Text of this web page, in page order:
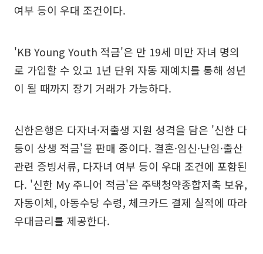
여부 등이 우대 조건이다.
'KB Young Youth 적금'은 만 19세 미만 자녀 명의
로 가입할 수 있고 1년 단위 자동 재예치를 통해 성년
이 될 때까지 장기 거래가 가능하다.
신한은행은 다자녀·저출생 지원 성격을 담은 '신한 다
둥이 상생 적금'을 판매 중이다. 결혼·임신·난임·출산
관련 증빙서류, 다자녀 여부 등이 우대 조건에 포함된
다. '신한 My 주니어 적금'은 주택청약종합저축 보유,
자동이체, 아동수당 수령, 체크카드 결제 실적에 따라
우대금리를 제공한다.